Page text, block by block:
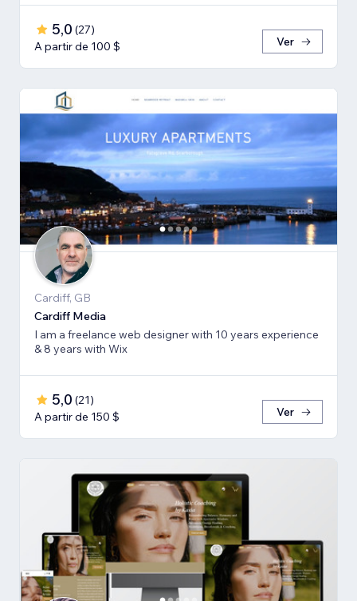
5,0 (27)
A partir de 100 $
Ver
Cardiff, GB
Cardiff Media
I am a freelance web designer with 10 years experience
& 8 years with Wix
5,0 (21)
A partir de 150 $
Ver